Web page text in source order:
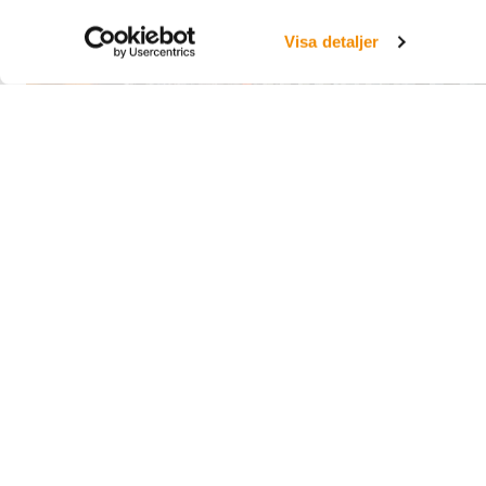
Visa detaljer